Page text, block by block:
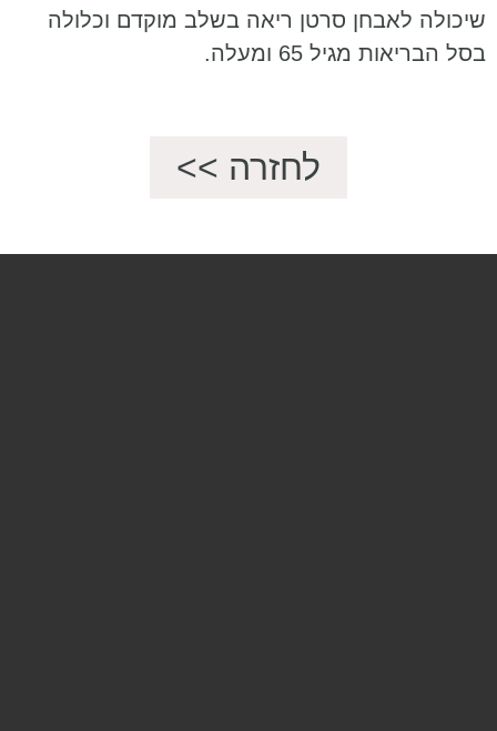
שיכולה לאבחן סרטן ריאה בשלב מוקדם וכלולה
בסל הבריאות מגיל 65 ומעלה.
לחזרה >>